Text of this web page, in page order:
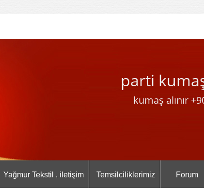
parti
kumaş alınır
Yağmur Tekstil , iletişim Temsilciliklerimiz Forum